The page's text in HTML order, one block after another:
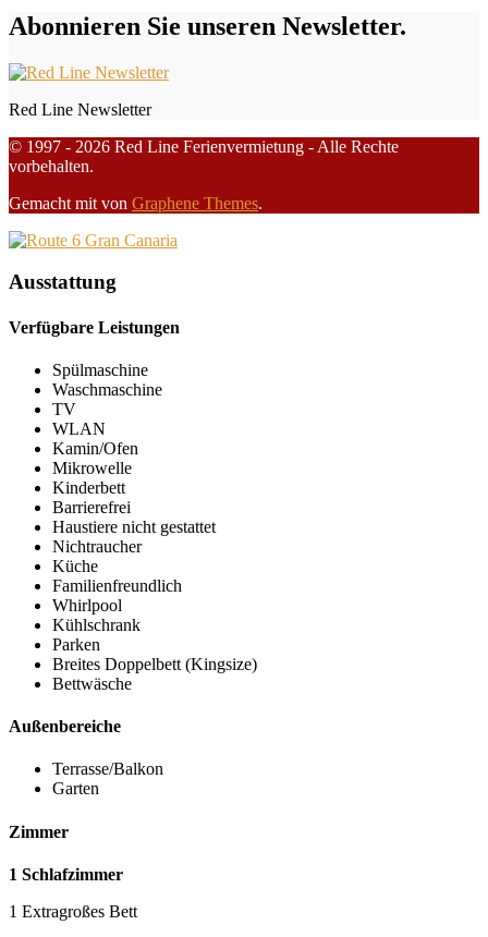
Abonnieren Sie unseren Newsletter.
Red Line Newsletter
© 1997 - 2026 Red Line Ferienvermietung - Alle Rechte
vorbehalten.
Gemacht mit von Graphene Themes.
Ausstattung
Verfügbare Leistungen
Spülmaschine
Waschmaschine
TV
WLAN
Kamin/Ofen
Mikrowelle
Kinderbett
Barrierefrei
Haustiere nicht gestattet
Nichtraucher
Küche
Familienfreundlich
Whirlpool
Kühlschrank
Parken
Breites Doppelbett (Kingsize)
Bettwäsche
Außenbereiche
Terrasse/Balkon
Garten
Zimmer
1 Schlafzimmer
1 Extragroßes Bett